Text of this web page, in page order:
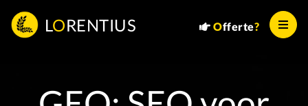
L ORENTIUS Offerte?